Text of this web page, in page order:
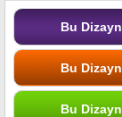
Bu
Bu
Bu